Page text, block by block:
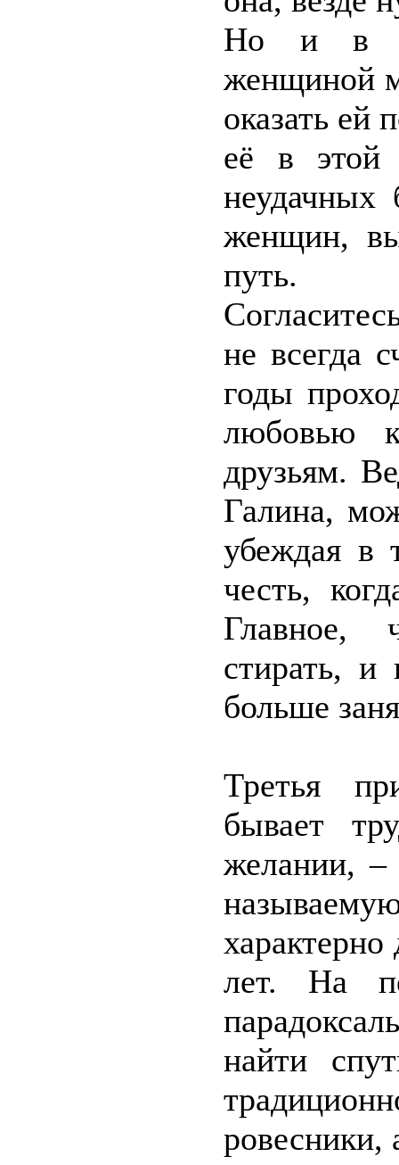
Но и в
женщиной
оказать
её в этой
неудачных
женщин,
путь.
не всегда
годы
любовью
друзьям.
Галина,
убеждая в
честь,
Главное,
стирать,
больше
Третья
бывает
желании, –
лет. На
найти
ровесники,